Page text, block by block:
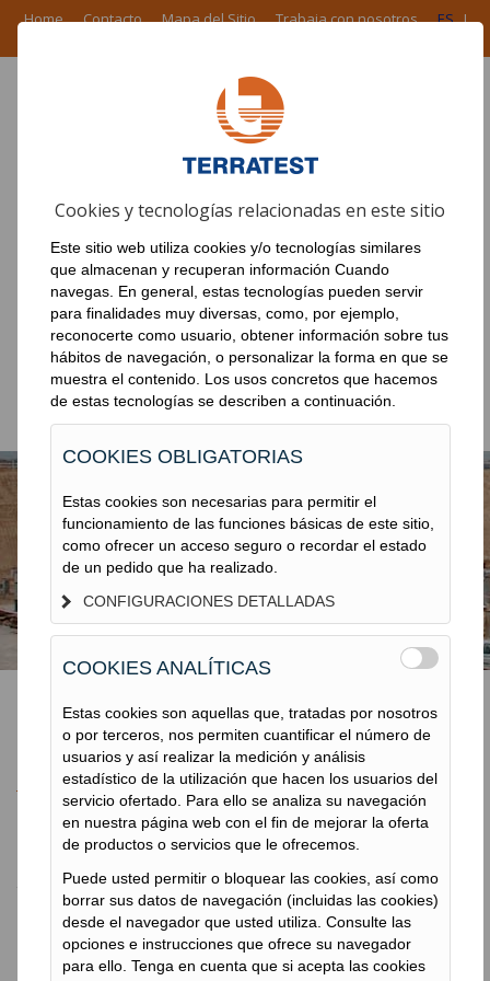
Home Contacto Mapa del Sitio Trabaja con nosotrosESI
ÁREA CORPORATIVA
PRODUCTOS
EN EL MUNDO
NOTICIAS
OBRAS
DESCARGAS
PILOTES
PREFABRICADOS
Pilotes Prefabricados
TERRATEST
Procedimiento
Cookies y tecnologías relacionadas en este sitio
Este sitio web utiliza cookies y/o tecnologías similares
que almacenan y recuperan información Cuando
navegas. En general, estas tecnologías pueden servir
para finalidades muy diversas, como, por ejemplo,
reconocerte como usuario, obtener información sobre tus
hábitos de navegación, o personalizar la forma en que se
muestra el contenido. Los usos concretos que hacemos
de estas tecnologías se describen a continuación.
COOKIES OBLIGATORIAS
Estas cookies son necesarias para permitir el
funcionamiento de las funciones básicas de este sitio,
como ofrecer un acceso seguro o recordar el estado
de un pedido que ha realizado.
CONFIGURACIONES DETALLADAS
COOKIES ANALÍTICAS
Estas cookies son aquellas que, tratadas por nosotros
o por terceros, nos permiten cuantificar el número de
usuarios y así realizar la medición y análisis
estadístico de la utilización que hacen los usuarios del
servicio ofertado. Para ello se analiza su navegación
en nuestra página web con el fin de mejorar la oferta
de productos o servicios que le ofrecemos.
Puede usted permitir o bloquear las cookies, así como
borrar sus datos de navegación (incluidas las cookies)
desde el navegador que usted utiliza. Consulte las
opciones e instrucciones que ofrece su navegador
para ello. Tenga en cuenta que si acepta las cookies